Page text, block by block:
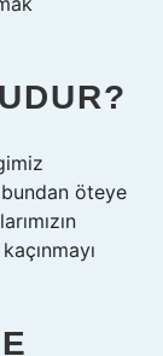
öteye